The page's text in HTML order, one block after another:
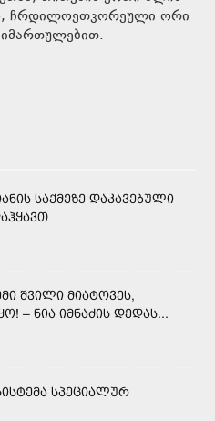
ჩრდილოეთკორეული ორი
ᲡᲐᲥᲛᲔᲖᲔ ᲓᲐᲙᲐᲕᲔᲑᲣᲚᲘ
ᲨᲕᲘᲚᲘ ᲛᲘᲐᲢᲝᲕᲔᲡ,
– ᲜᲘᲐ ᲘᲛᲜᲐᲫᲘᲡ ᲓᲔᲓᲐᲡ...
ᲡᲞᲔᲪᲘᲐᲚᲣᲠ